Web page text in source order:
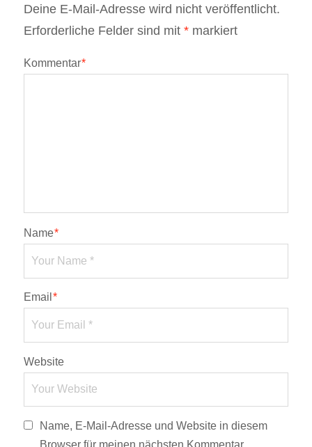
Deine E-Mail-Adresse wird nicht veröffentlicht.
Erforderliche Felder sind mit *markiert
Kommentar*
Name*
Email*
Website
Name, E-Mail-Adresse und Website in diesem
Browser für meinen nächsten Kommentar